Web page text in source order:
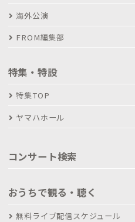
海外公演
FROM編集部
特集・特設
特集TOP
ヤマハホール
コンサート検索
おうちで観る・聴く
無料ライブ配信スケジュール